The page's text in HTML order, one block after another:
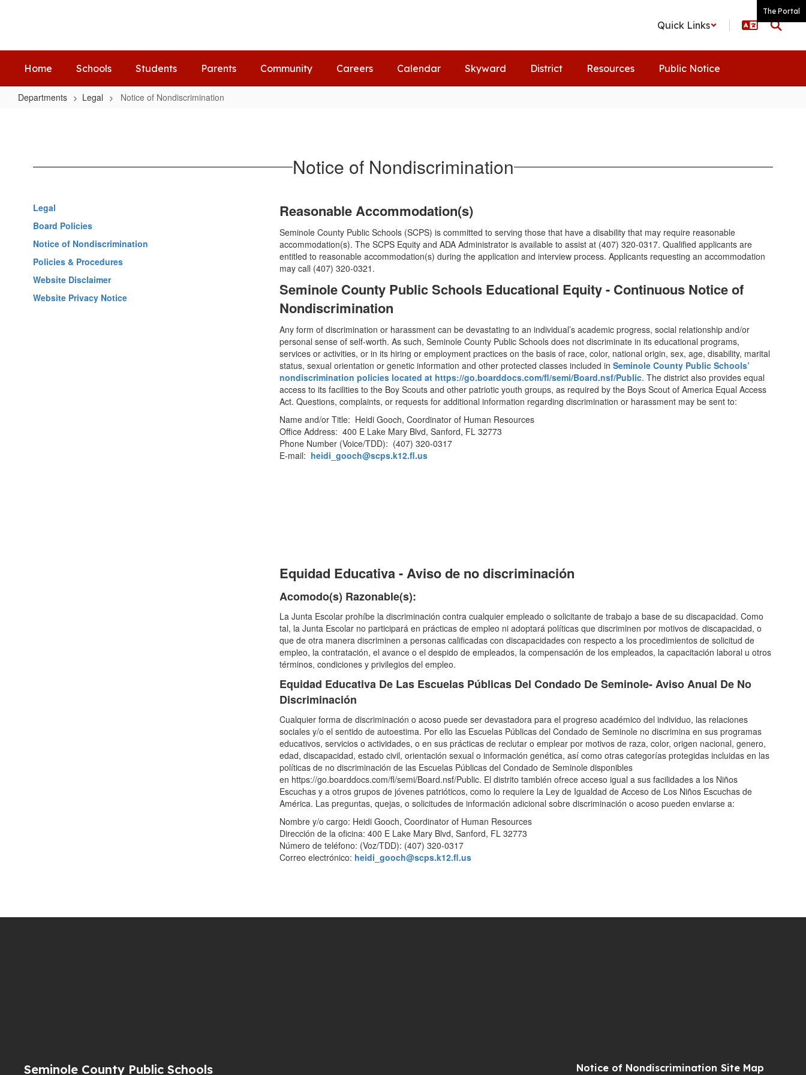
The Portal
Quick Links
Home Schools Students Parents Community Careers Calendar Skyward District Resources Public Notice
Departments Legal Notice of Nondiscrimination
Notice of Nondiscrimination
Legal
Board Policies
Notice of Nondiscrimination
Policies & Procedures
Website Disclaimer
Website Privacy Notice
Reasonable Accommodation(s)
Seminole County Public Schools (SCPS) is committed to serving those that have a disability that may require reasonable
accommodation(s). The SCPS Equity and ADA Administrator is available to assist at (407) 320-0317. Qualified applicants are
entitled to reasonable accommodation(s) during the application and interview process. Applicants requesting an accommodation
may call (407) 320-0321.
Seminole County Public Schools Educational Equity - Continuous Notice of
Nondiscrimination
Any form of discrimination or harassment can be devastating to an individual’s academic progress, social relationship and/or
personal sense of self-worth. As such, Seminole County Public Schools does not discriminate in its educational programs,
services or activities, or in its hiring or employment practices on the basis of race, color, national origin, sex, age, disability, marital
status, sexual orientation or genetic information and other protected classes included inSeminole County Public Schools’
nondiscrimination policies located at https://go.boarddocs.com/fl/semi/Board.nsf/Public. The district also provides equal
access to its facilities to the Boy Scouts and other patriotic youth groups, as required by the Boys Scout of America Equal Access
Act. Questions, complaints, or requests for additional information regarding discrimination or harassment may be sent to:
Name and/or Title: Heidi Gooch, Coordinator of Human Resources
Office Address: 400 E Lake Mary Blvd, Sanford, FL 32773
Phone Number (Voice/TDD): (407) 320-0317
E-mail: heidi_gooch@scps.k12.fl.us
Equidad Educativa - Aviso de no discriminación
Acomodo(s) Razonable(s):
La Junta Escolar prohíbe la discriminación contra cualquier empleado o solicitante de trabajo a base de su discapacidad. Como
tal, la Junta Escolar no participará en prácticas de empleo ni adoptará políticas que discriminen por motivos de discapacidad, o
que de otra manera discriminen a personas calificadas con discapacidades con respecto a los procedimientos de solicitud de
empleo, la contratación, el avance o el despido de empleados, la compensación de los empleados, la capacitación laboral u otros
términos, condiciones y privilegios del empleo.
Equidad Educativa De Las Escuelas Públicas Del Condado De Seminole- Aviso Anual De No
Discriminación
Cualquier forma de discriminación o acoso puede ser devastadora para el progreso académico del individuo, las relaciones
sociales y/o el sentido de autoestima. Por ello las Escuelas Públicas del Condado de Seminole no discrimina en sus programas
educativos, servicios o actividades, o en sus prácticas de reclutar o emplear por motivos de raza, color, origen nacional, genero,
edad, discapacidad, estado civil, orientación sexual o información genética, así como otras categorías protegidas incluidas en las
políticas de no discriminación de las Escuelas Públicas del Condado de Seminole disponibles
en https://go.boarddocs.com/fl/semi/Board.nsf/Public. El distrito también ofrece acceso igual a sus facilidades a los Niños
Escuchas y a otros grupos de jóvenes patrióticos, como lo requiere la Ley de Igualdad de Acceso de Los Niños Escuchas de
América. Las preguntas, quejas, o solicitudes de información adicional sobre discriminación o acoso pueden enviarse a:
Nombre y/o cargo: Heidi Gooch, Coordinator of Human Resources
Dirección de la oficina: 400 E Lake Mary Blvd, Sanford, FL 32773
Número de teléfono: (Voz/TDD): (407) 320-0317
Correo electrónico: heidi_gooch@scps.k12.fl.us
Seminole County Public Schools Notice of Nondiscrimination Site Map